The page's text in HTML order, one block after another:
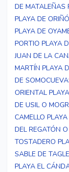
DE MATALEÑAS
PLAYA DE
PLAYA DE
PORTIO PLAYA
JUAN DE LA
MARTÍN PLAYA
DE
ORIENTAL
DE USIL O
CAMELLO
DEL REGATÓN
TOSTADERO
SABLE DE TAGLE
PLAYA EL